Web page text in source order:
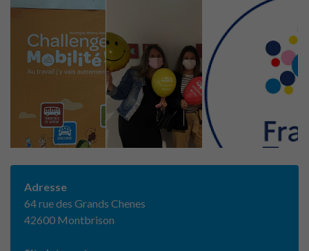
Adresse
64 rue des Grands Chenes
42600 Montbrison